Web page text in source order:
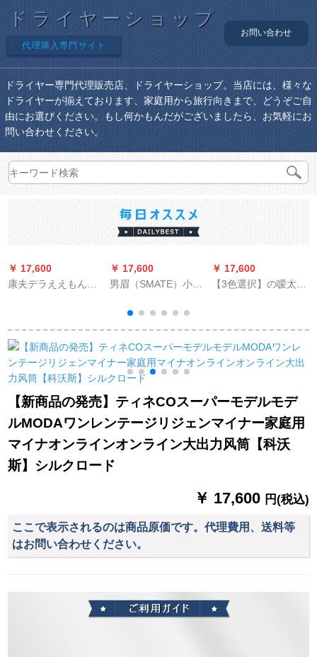
ドライヤーショップ
代理購入専門サイト
お問い合わせ
ドライヤー専門代理販売店、ドライヤーショップ。当店には、様々な
ドライヤーが揃えております、家庭用から旅行向きまで、どうぞご自
由にお選びください。もし何かもんだがございましたら、お気軽にお
問い合わせください。
￥ 17,600
康夫デラええもんマ
感温度KF-8953黒
￥ 17,600
男眉（SMATE）小米
行学生携帯帯恒温マ
リオ风筒黒
￥ 17,600
【3色選択】の嗳太
ナーおすし大出力冷
熱風理髪店サロイン
級ドライヤ赤色
【新商品の発売】ティネCOスーパーモデルモデ
ルMODAワンレンテージリジェンマイナー家庭用
マイナオンラインオンライン大出力风筒【科沃
斯】シルクロード
￥ 17,600 円(税込)
ここで表示されるのは商品原価です。代理費用、送料等
はお問い合わせください。